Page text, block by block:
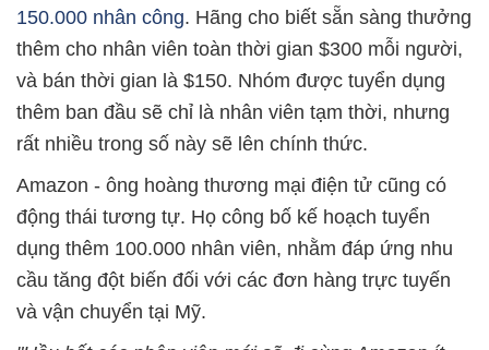
150.000 nhân công. Hãng cho biết sẵn sàng thưởng
thêm cho nhân viên toàn thời gian $300 mỗi người,
và bán thời gian là $150. Nhóm được tuyển dụng
thêm ban đầu sẽ chỉ là nhân viên tạm thời, nhưng
rất nhiều trong số này sẽ lên chính thức.
Amazon - ông hoàng thương mại điện tử cũng có
động thái tương tự. Họ công bố kế hoạch tuyển
dụng thêm 100.000 nhân viên, nhằm đáp ứng nhu
cầu tăng đột biến đối với các đơn hàng trực tuyến
và vận chuyển tại Mỹ.